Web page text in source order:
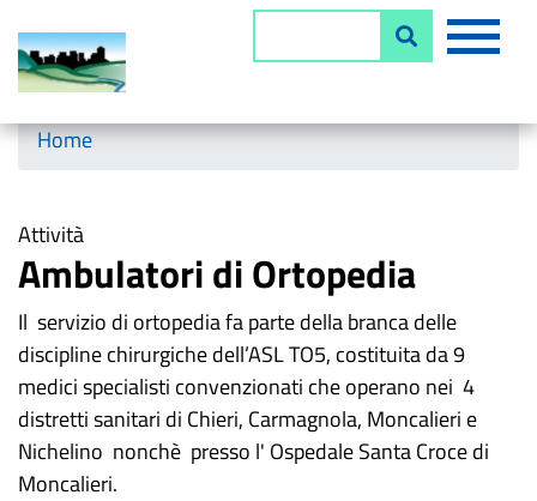
Salta
Horizontal menu
Home
Attività
Ambulatori di Ortopedia
Il servizio di ortopedia fa parte della branca delle
discipline chirurgiche dell’ASL TO5, costituita da 9
medici specialisti convenzionati che operano nei 4
distretti sanitari di Chieri, Carmagnola, Moncalieri e
Nichelino nonchè presso l' Ospedale Santa Croce di
Moncalieri.